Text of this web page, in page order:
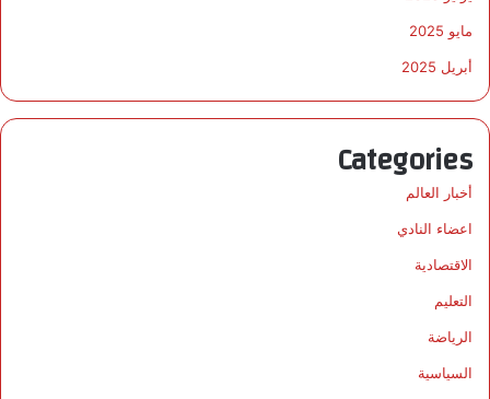
مايو 2025
أبريل 2025
Categories
أخبار العالم
اعضاء النادي
الاقتصادية
التعليم
الرياضة
السياسية